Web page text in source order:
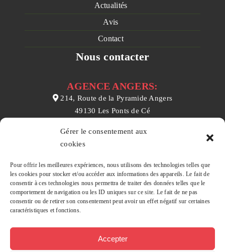
Gérer le consentement aux
cookies
Pour offrir les meilleures expériences, nous utilisons des technologies telles que
les cookies pour stocker et/ou accéder aux informations des appareils. Le fait de
consentir à ces technologies nous permettra de traiter des données telles que le
comportement de navigation ou les ID uniques sur ce site. Le fait de ne pas
consentir ou de retirer son consentement peut avoir un effet négatif sur certaines
caractéristiques et fonctions.
Accepter
Actualités
Avis
Contact
Nous contacter
AGENCE ANGERS:
214, Route de la Pyramide Angers
49130 Les Ponts de Cé
contact@prealtys.fr
AGENCE CHEMILLÉ :
157 rue Nationale
49120 Chemillé en Anjou
02 41 55 54 12